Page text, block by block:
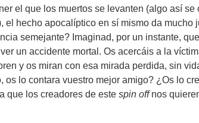
el que los muertos se levanten (algo así
el hecho apocalíptico en sí mismo da
semejante? Imaginad, por un instante,
un accidente mortal. Os acercáis a la
y os miran con esa mirada perdida, sin
os lo contara vuestro mejor amigo? ¿Os lo
que los creadores de este spin offnos